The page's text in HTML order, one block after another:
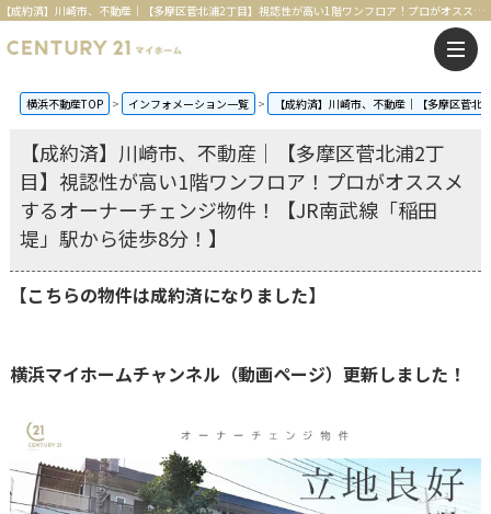
【成約済】川崎市、不動産｜【多摩区菅北浦2丁目】視認性が高い1階ワンフロア！プロがオススメするオーナーチェンジ物件！【JR南武線「稲田堤」駅から徒歩8分！】 | 横浜の不動産はセンチュリー21マイホーム
横浜不動産TOP インフォメーション一覧 【成約済】川崎市、不動産｜【多摩区菅
【成約済】川崎市、不動産｜【多摩区菅北浦2丁
目】視認性が高い1階ワンフロア！プロがオススメ
するオーナーチェンジ物件！【JR南武線「稲田
堤」駅から徒歩8分！】
【こちらの物件は成約済になりました】
横浜マイホームチャンネル（動画ページ）更新しました！